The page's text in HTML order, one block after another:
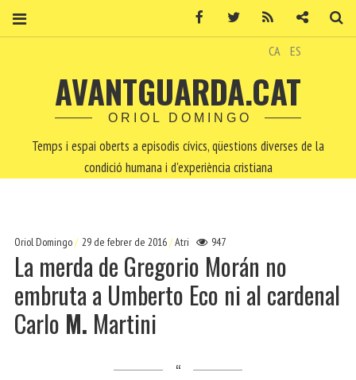
CA ES
AVANTGUARDA.CAT
ORIOL DOMINGO
Temps i espai oberts a episodis cívics, qüestions diverses de la
condició humana i d'experiència cristiana
Oriol Domingo 29 de febrer de 2016 Atri 947
La merda de Gregorio Morán no
embruta a Umberto Eco ni al cardenal
Carlo M. Martini
Facebook Twitter Contacte